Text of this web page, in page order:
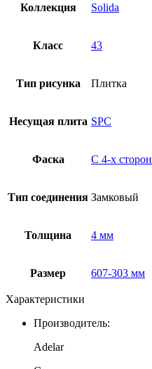
Коллекция Solida
Класс 43
Тип рисунка Плитка
Несущая плита SPC
Фаска С 4-x сторон
Тип соединения Замковый
Толщина 4 мм
Размер 607-303 мм
Характеристики
Производитель:
Adelar